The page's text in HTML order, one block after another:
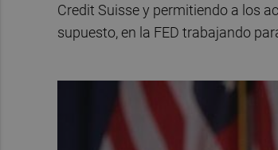
Credit Suisse y permitiendo a los
supuesto, en la FED trabajando